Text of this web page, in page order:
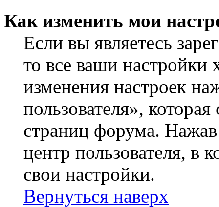
Как изменить мои
Если вы являетесь
то все ваши настройки
изменения настроек
пользователя»,
страниц форума.
центр пользователя, в
свои настройки.
Вернуться наверх